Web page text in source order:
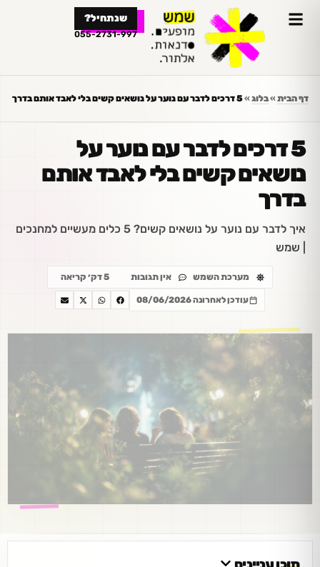
שנתחיל?
055-2731-997
דף הבית »בלוג »5 דרכים לדבר עם נוער על נושאים קשים בלי לאבד אותם בדרך
5 דרכים לדבר עם נוער על
נושאים קשים בלי לאבד אותם
בדרך
איך לדבר עם נוער על נושאים קשים? 5 כלים מעשיים למחנכים
| שמש
מערכת השמש אין תגובות 5 דק׳ קריאה
עודכן לאחרונה 08/06/2026